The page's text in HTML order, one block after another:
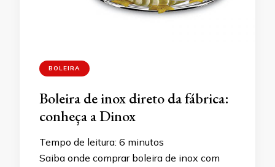
BOLEIRA
Boleira de inox direto da fábrica:
conheça a Dinox
Tempo de leitura: 6 minutos
Saiba onde comprar boleira de inox com